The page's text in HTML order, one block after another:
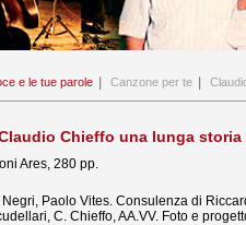
e le tue parole Canzone per te
Chieffo una lunga
Ares, 280 pp.
Paolo Vites. Consulenza di
C. Chieffo, AA.VV. Foto e